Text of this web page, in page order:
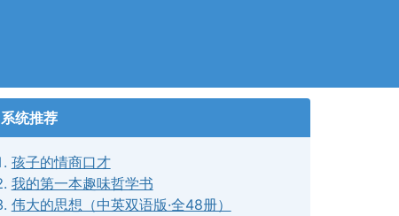
系统推荐
孩子的情商口才
我的第一本趣味哲学书
伟大的思想（中英双语版·全48册）